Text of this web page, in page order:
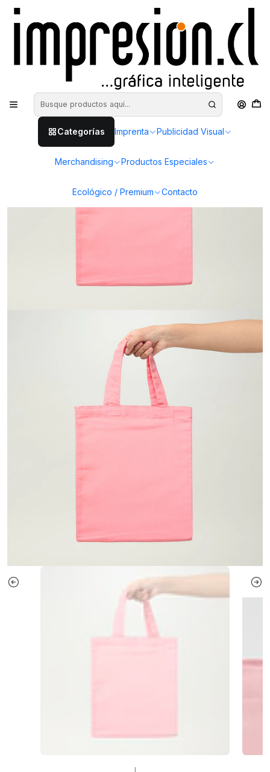
Categorías Imprenta Publicidad Visual
Merchandising Productos Especiales
Ecológico / Premium Contacto